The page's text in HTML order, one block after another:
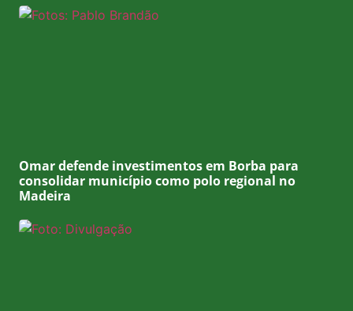
Omar defende investimentos em Borba para
consolidar município como polo regional no
Madeira